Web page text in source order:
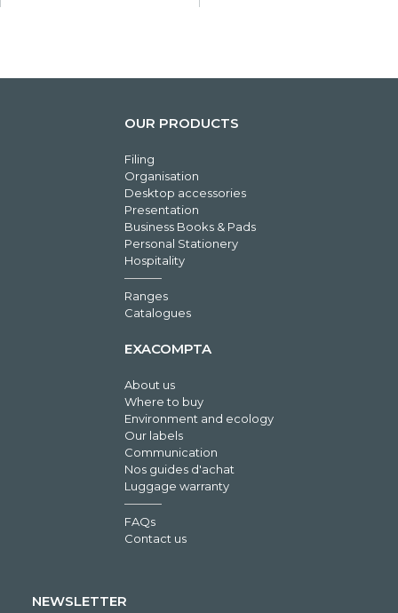
OUR PRODUCTS
Filing
Organisation
Desktop accessories
Presentation
Business Books & Pads
Personal Stationery
Hospitality
Ranges
Catalogues
EXACOMPTA
About us
Where to buy
Environment and ecology
Our labels
Communication
Nos guides d'achat
Luggage warranty
FAQs
Contact us
NEWSLETTER